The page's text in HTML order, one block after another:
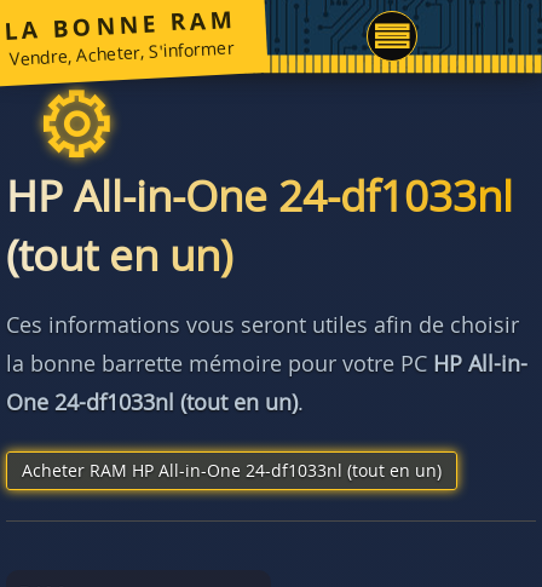
LA BONNE RAM
Vendre, Acheter, S'informer
HP All-in-One 24-df1033nl
(tout en un)
Ces informations vous seront utiles afin de choisir
la bonne barrette mémoire pour votre PC HP All-in-
One 24-df1033nl (tout en un).
Acheter RAM HP All-in-One 24-df1033nl (tout en un)